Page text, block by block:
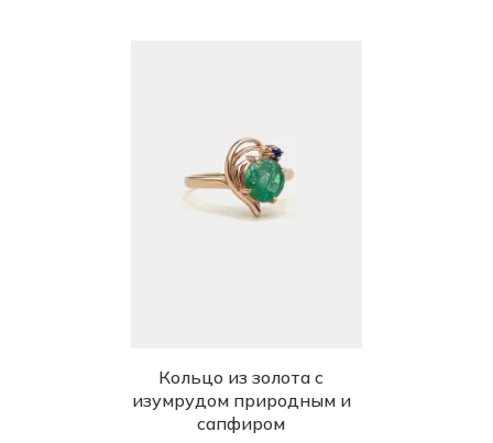
Кольцо из золота с
изумрудом природным и
сапфиром